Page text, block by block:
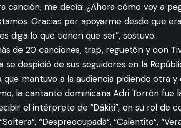
canción, me decía: ¿Ahora cómo voy a
Gracias por apoyarme desde que
diga lo que tienen que ser”, sostuvo.
de 20 canciones, trap, reguetón y con
se despidió de sus seguidores en la
que mantuvo a la audiencia pidiendo otra y
la cantante dominicana Adri Torrón
el intérprete de “Dákiti”, en su rol de
“Despreocupada”, “Calentito”,